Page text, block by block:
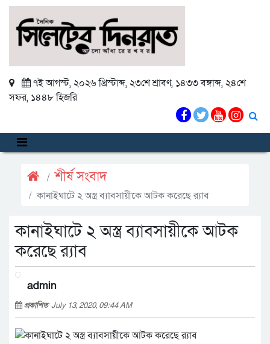
৭ই আগস্ট, ২০২৬ খ্রিস্টাব্দ, ২৩শে শ্রাবণ, ১৪৩৩ বঙ্গাব্দ, ২৪শে
সফর, ১৪৪৮ হিজরি
শীর্ষ সংবাদ
কানাইঘাটে ২ অস্ত্র ব্যাবসায়ীকে আটক করেছে র‍্যাব
কানাইঘাটে ২ অস্ত্র ব্যাবসায়ীকে আটক
করেছে র‍্যাব
admin
প্রকাশিতJuly 13, 2020, 09:44 AM